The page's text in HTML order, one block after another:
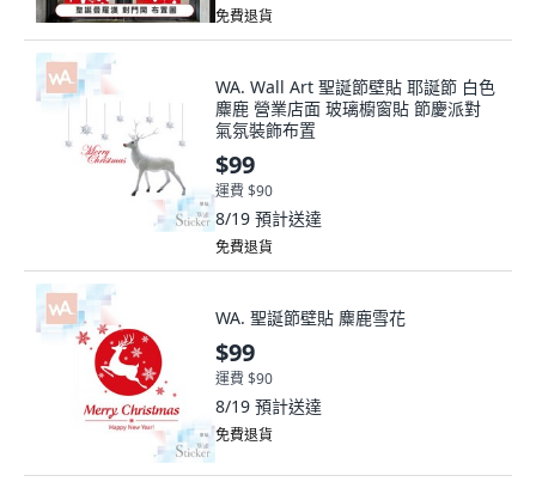
免費退貨
WA. Wall Art 聖誕節壁貼 耶誕節 白色
麋鹿 營業店面 玻璃櫥窗貼 節慶派對
氣氛裝飾布置
$99
運費 $90
8/19 預計送達
免費退貨
WA. 聖誕節壁貼 麋鹿雪花
$99
運費 $90
8/19 預計送達
免費退貨